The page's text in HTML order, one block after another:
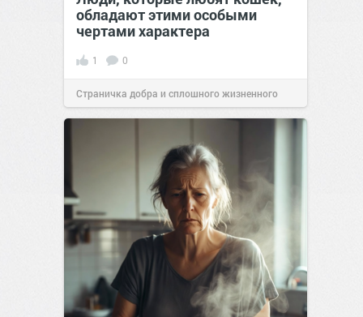
обладают этими особыми
чертами характера
1 0
Страничка добра и сплошного жизненного
позитива!10:38Сегодня